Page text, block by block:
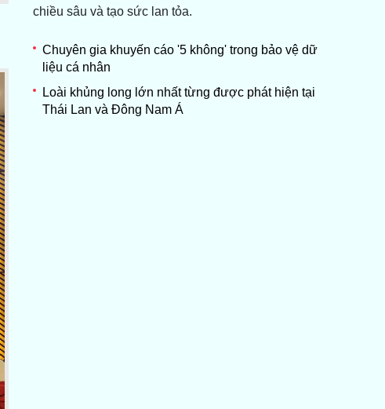
chiều sâu và tạo sức lan tỏa.
Chuyên gia khuyến cáo '5 không' trong bảo vệ dữ
liệu cá nhân
Loài khủng long lớn nhất từng được phát hiện tại
Thái Lan và Đông Nam Á